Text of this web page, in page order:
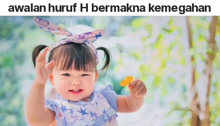
awalan huruf H bermakna kemegahan